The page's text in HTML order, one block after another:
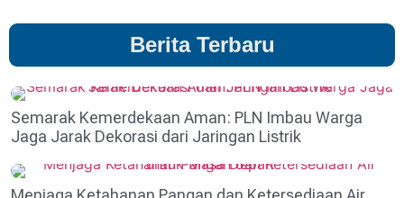
Berita Terbaru
Semarak Kemerdekaan Aman: PLN Imbau Warga
Jaga Jarak Dekorasi dari Jaringan Listrik